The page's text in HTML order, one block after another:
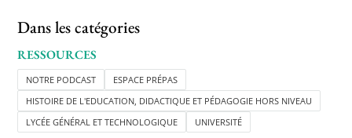
Dans les catégories
RESSOURCES
NOTRE PODCAST
ESPACE PRÉPAS
HISTOIRE DE L'EDUCATION, DIDACTIQUE ET PÉDAGOGIE HORS NIVEAU
LYCÉE GÉNÉRAL ET TECHNOLOGIQUE
UNIVERSITÉ